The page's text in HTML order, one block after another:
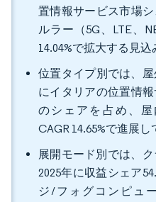
置情報サービス市場
ルラー（5G、LTE、
14.04%で拡大する見込
位置タイプ別では、
にイタリアの位置情
のシェアを占め、屋
CAGR 14.65%で進展し
展開モード別では、
2025年に収益シェア
ジ/フォグコンピュ